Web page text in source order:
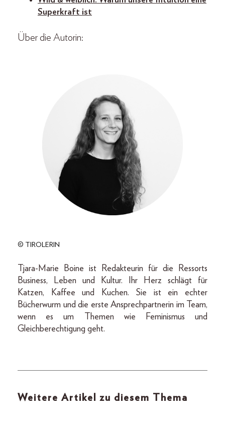
Superkraft ist
Über die Autorin:
© TIROLERIN
Tjara-Marie Boine ist Redakteurin für die Ressorts
Business, Leben und Kultur. Ihr Herz schlägt für
Katzen, Kaffee und Kuchen. Sie ist ein echter
Bücherwurm und die erste Ansprechpartnerin im Team,
wenn es um Themen wie Feminismus und
Gleichberechtigung geht.
Weitere Artikel zu diesem Thema